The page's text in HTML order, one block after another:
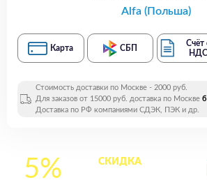
Alfa (Польша)
Карта СБП
Счёт
НДС
Стоимость доставки по Москве - 2000 руб.
Для заказов от 15000 руб. доставка по Москве
Доставка по РФ компаниями СДЭК, ПЭК и др.
5% СКИДКАна все